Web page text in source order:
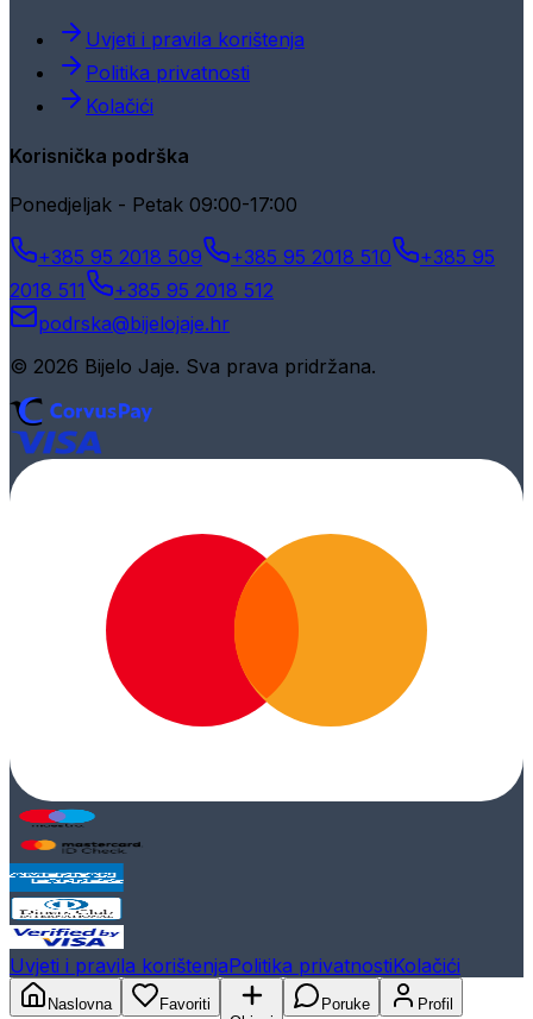
Uvjeti i pravila korištenja
Politika privatnosti
Kolačići
Korisnička podrška
Ponedjeljak - Petak 09:00-17:00
+385 95 2018 509 +385 95 2018 510
+385 95
2018 511
+385 95 2018 512
podrska@bijelojaje.hr
© 2026 Bijelo Jaje. Sva prava pridržana.
Uvjeti i pravila korištenjaPolitika privatnostiKolačići
Naslovna
Favoriti
Poruke Profil